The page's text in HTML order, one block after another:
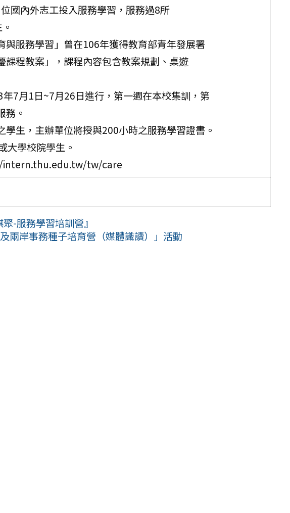
國內外志工投入服務學習，服務過8所
與服務學習」曾在106年獲得教育部青年發展署
課程教案」，課程內容包含教案規劃、桌遊
7月1日~7月26日進行，第一週在本校集訓，第
務。
生，主辦單位將授與200小時之服務學習證書。
大學校院學生。
intern.thu.edu.tw/tw/care
-服務學習培訓營』
兩岸事務種子培育營（媒體識讀）」活動